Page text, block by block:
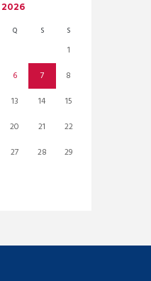
2026
Q S S
1
6 7
8
13 14
15
20 21
22
27 28
29